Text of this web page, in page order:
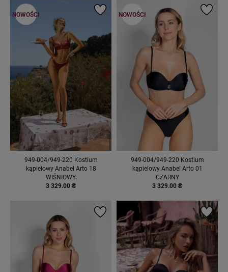
949-004/949-220 Kostium
kąpielowy Anabel Arto 18
WIŚNIOWY
3 329.00 ₴
NOWOŚCI
949-004/949-220 Kostium
kąpielowy Anabel Arto 01
CZARNY
3 329.00 ₴
NOWOŚCI